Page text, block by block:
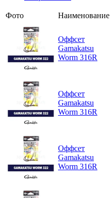
Фото Наименование
Оффсет
Gamakatsu
Worm 316R
Оффсет
Gamakatsu
Worm 316R
Оффсет
Gamakatsu
Worm 316R